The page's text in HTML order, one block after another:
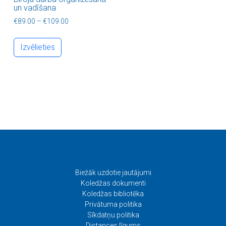
un vadīšana
€89.00 – €109.00
Izvēlieties
Biežāk uzdotie jautājumi
Koledžas dokumenti
Koledžas bibliotēka
Privātuma politika
Sīkdatņu politika